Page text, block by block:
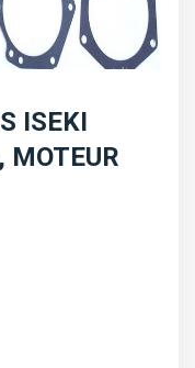
ISEKI
MOTEUR